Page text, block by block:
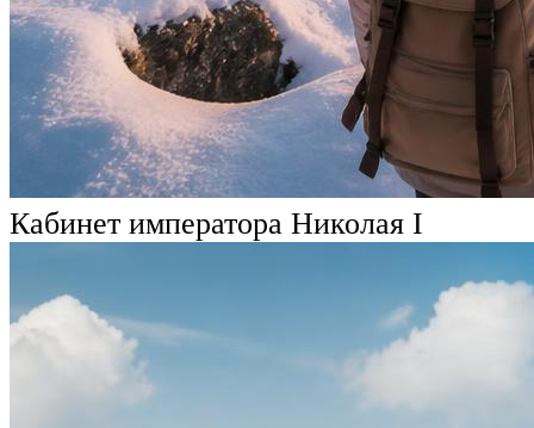
Кабинет императора Николая I